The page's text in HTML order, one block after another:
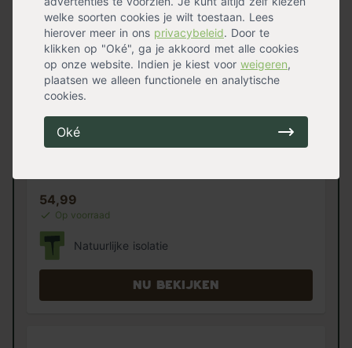
welke soorten cookies je wilt toestaan. Lees
hierover meer in ons privacybeleid. Door te
klikken op "Oké", ga je akkoord met alle cookies
op onze website. Indien je kiest voor weigeren,
plaatsen we alleen functionele en analytische
cookies.
Oké
54,99
Op voorraad
Natuurlijke isolatie
Nu bekijken